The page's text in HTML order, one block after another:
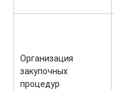
Организация
закупочных
процедур